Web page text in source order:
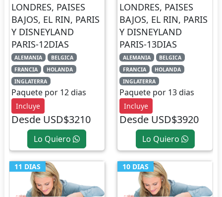
LONDRES, PAISES
BAJOS, EL RIN, PARIS
Y DISNEYLAND
PARIS-12DIAS
ALEMANIA
BELGICA
FRANCIA
HOLANDA
INGLATERRA
Paquete por 12 dias
Incluye
Desde USD$3210
Lo Quiero
LONDRES, PAISES
BAJOS, EL RIN, PARIS
Y DISNEYLAND
PARIS-13DIAS
ALEMANIA
BELGICA
FRANCIA
HOLANDA
INGLATERRA
Paquete por 13 dias
Incluye
Desde USD$3920
Lo Quiero
11 DIAS 10 DIAS